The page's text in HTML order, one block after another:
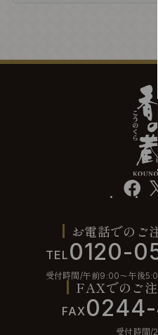
facebook
お電話でのご
TEL 0120-
受付時間/午前9:00〜午後
FAXでのご
FAX
受付時間/